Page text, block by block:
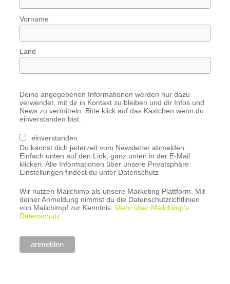
Vorname
Land
Deine angegebenen Informationen werden nur dazu
verwendet, mit dir in Kontakt zu bleiben und dir Infos und
News zu vermitteln. Bitte klick auf das Kästchen wenn du
einverstanden bist.
einverstanden
Du kannst dich jederzeit vom Newsletter abmelden.
Einfach unten auf den Link, ganz unten in der E-Mail
klicken. Alle Informationen über unsere Privatsphäre
Einstellungen findest du unter Datenschutz
Wir nutzen Mailchimp als unsere Marketing Plattform. Mit
deiner Anmeldung nimmst du die Datenschutzrichtlinien
von Mailchimpf zur Kenntnis. Mehr über Mailchimp's
Datenschutz.